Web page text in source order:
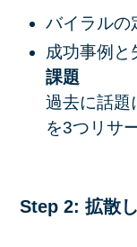
バイラルの
成功事例と
課題
過去に話題
を3つリサ
Step 2: 拡散